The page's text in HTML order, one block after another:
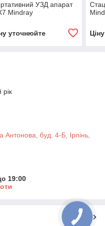
УЗД апарат
Mindray
уточнюйте
рік
Антонова, буд. 4-Б, Ірпінь,
19:00
КНОПКА
ЗВ'ЯЗКУ